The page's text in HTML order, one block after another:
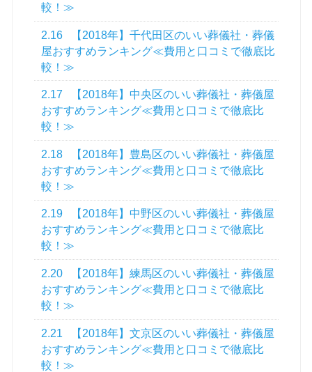
較！≫
2.16
【2018年】千代田区のいい葬儀社・葬儀
屋おすすめランキング≪費用と口コミで徹底比
較！≫
2.17
【2018年】中央区のいい葬儀社・葬儀屋
おすすめランキング≪費用と口コミで徹底比
較！≫
2.18
【2018年】豊島区のいい葬儀社・葬儀屋
おすすめランキング≪費用と口コミで徹底比
較！≫
2.19
【2018年】中野区のいい葬儀社・葬儀屋
おすすめランキング≪費用と口コミで徹底比
較！≫
2.20
【2018年】練馬区のいい葬儀社・葬儀屋
おすすめランキング≪費用と口コミで徹底比
較！≫
2.21
【2018年】文京区のいい葬儀社・葬儀屋
おすすめランキング≪費用と口コミで徹底比
較！≫